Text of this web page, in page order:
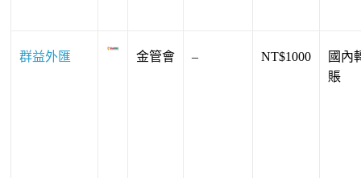
群益外匯 金管會 – NT$1000
國內
賬